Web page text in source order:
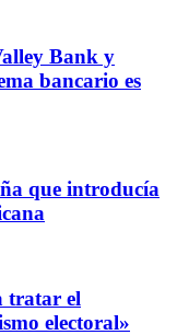
Bank y
bancario es
que introducía
tratar el
electoral»